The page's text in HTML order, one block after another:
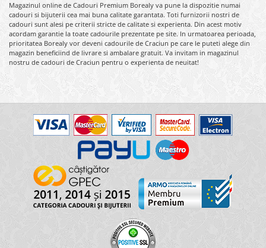
Magazinul online de Cadouri Premium Borealy va pune la dispozitie numai
cadouri si bijuterii cea mai buna calitate garantata. Toti furnizorii nostri de
cadouri sunt alesi pe criterii stricte de calitate si experienta. Din acest motiv
acordam garantie la toate cadourile prezentate pe site. In urmatoarea perioada,
prioritatea Borealy vor deveni cadourile de Craciun pe care le puteti alege din
magazin beneficiind de livrare si ambalare gratuit. Va invitam in magazinul
nostru de cadouri de Craciun pentru o experienta de neuitat!